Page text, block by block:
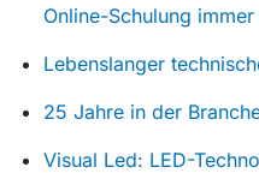
Online-Schulung
Lebenslanger
25 Jahre in der
Visual Led: LED-